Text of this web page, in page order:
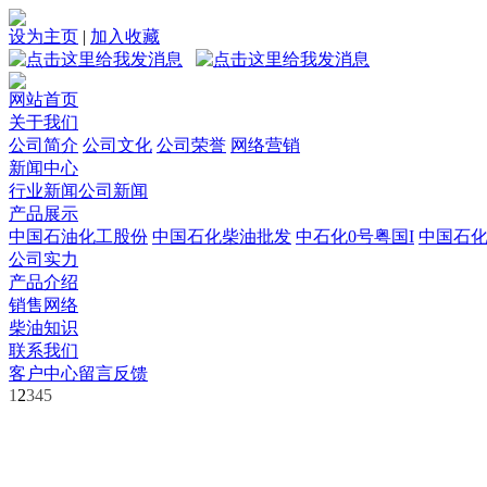
设为主页 | 加入收藏
网站首页
关于我们
公司简介 公司文化 公司荣誉 网络营销
新闻中心
行业新闻公司新闻
产品展示
中国石油化工股份 中国石化柴油批发 中石化0号粤国I 中国石
公司实力
产品介绍
销售网络
柴油知识
联系我们
客户中心留言反馈
1 2345